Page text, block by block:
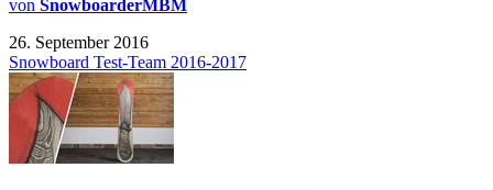
von SnowboarderMBM
26. September 2016
Snowboard Test-Team 2016-2017